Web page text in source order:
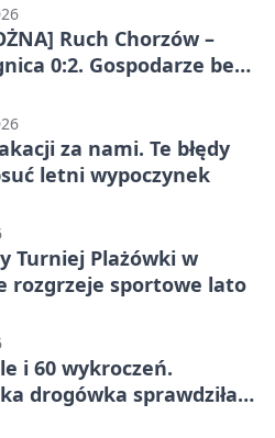
Ruch Chorzów –
0:2. Gospodarze bez
za nami. Te błędy
letni wypoczynek
Turniej Plażówki w
rozgrzeje sportowe lato
i 60 wykroczeń.
drogówka sprawdziła